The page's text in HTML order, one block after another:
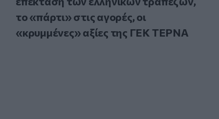
το «πάρτι» στις αγορές, οι
«κρυμμένες» αξίες της ΓΕΚ ΤΕΡΝΑ